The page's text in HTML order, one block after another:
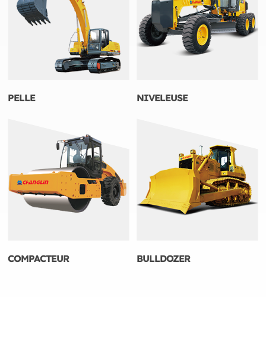
PELLE NIVELEUSE
COMPACTEUR BULLDOZER